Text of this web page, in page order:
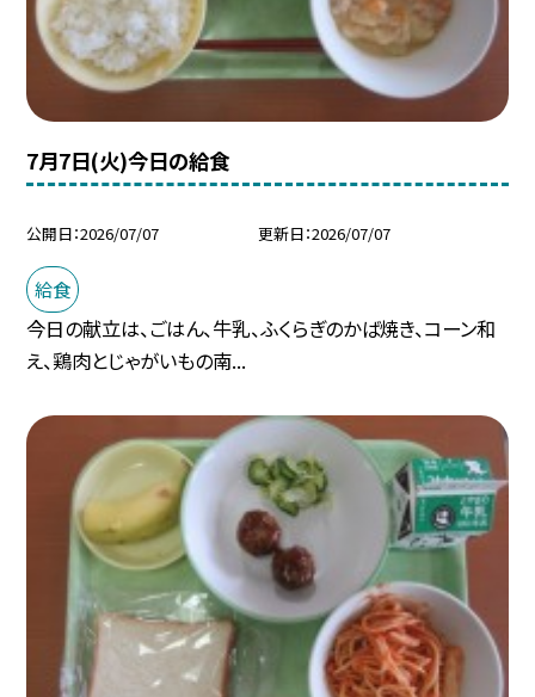
7月7日(火)今日の給食
公開日 2026/07/07 更新日 2026/07/07
給食
今日の献立は、ごはん、牛乳、ふくらぎのかば焼き、コーン和
え、鶏肉とじゃがいもの南...